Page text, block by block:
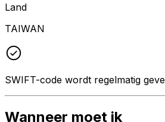
Land
TAIWAN
SWIFT-code wordt regelmatig
Wanneer moet ik